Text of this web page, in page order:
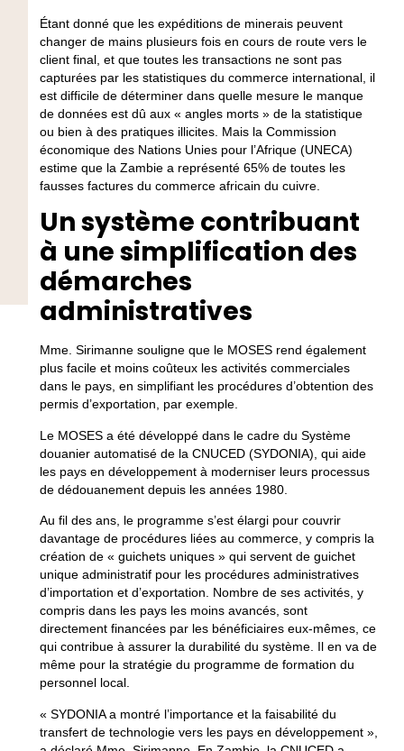
Étant donné que les expéditions de minerais peuvent
changer de mains plusieurs fois en cours de route vers le
client final, et que toutes les transactions ne sont pas
capturées par les statistiques du commerce international, il
est difficile de déterminer dans quelle mesure le manque
de données est dû aux « angles morts » de la statistique
ou bien à des pratiques illicites. Mais la Commission
économique des Nations Unies pour l’Afrique (UNECA)
estime que la Zambie a représenté 65% de toutes les
fausses factures du commerce africain du cuivre.
Un système contribuant
à une simplification des
démarches
administratives
Mme. Sirimanne souligne que le MOSES rend également
plus facile et moins coûteux les activités commerciales
dans le pays, en simplifiant les procédures d’obtention des
permis d’exportation, par exemple.
Le MOSES a été développé dans le cadre du Système
douanier automatisé de la CNUCED (SYDONIA), qui aide
les pays en développement à moderniser leurs processus
de dédouanement depuis les années 1980.
Au fil des ans, le programme s’est élargi pour couvrir
davantage de procédures liées au commerce, y compris la
création de « guichets uniques » qui servent de guichet
unique administratif pour les procédures administratives
d’importation et d’exportation. Nombre de ses activités, y
compris dans les pays les moins avancés, sont
directement financées par les bénéficiaires eux-mêmes, ce
qui contribue à assurer la durabilité du système. Il en va de
même pour la stratégie du programme de formation du
personnel local.
« SYDONIA a montré l’importance et la faisabilité du
transfert de technologie vers les pays en développement »,